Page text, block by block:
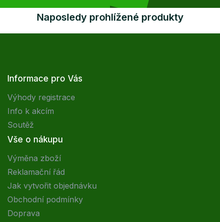
Naposledy prohlížené produkty
Informace pro Vás
Výhody registrace
Info k akcím
Soutěž
Vše o nákupu
Výměna zboží
Reklamační řád
Jak vytvořit objednávku
Obchodní podmínky
Doprava